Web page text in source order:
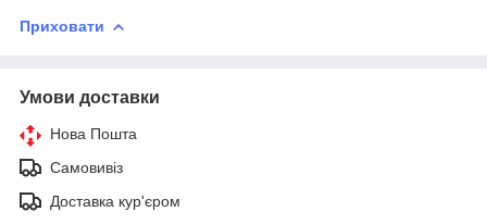
Приховати
Умови доставки
Нова Пошта
Самовивіз
Доставка кур'єром